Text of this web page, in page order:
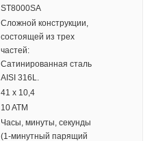
ST8000SA
Сложной конструкции,
состоящей из трех
частей:
Сатинированная сталь
AISI 316L.
41 х 10,4
10 ATM
Часы, минуты, секунды
(1-минутный парящий